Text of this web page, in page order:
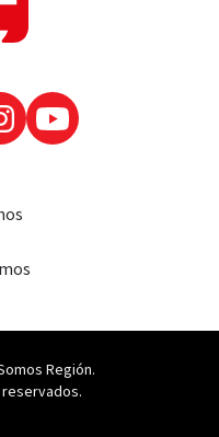
Región.